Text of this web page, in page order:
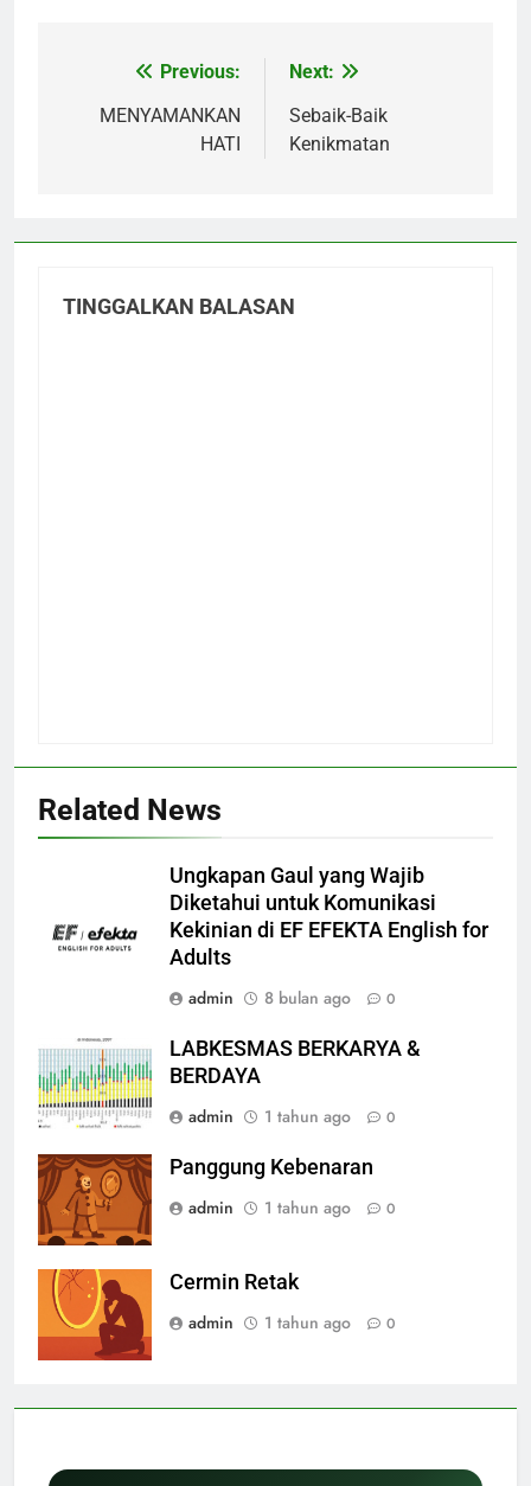
Navigasi
pos
Previous:
MENYAMANKAN
HATI
Next:
Sebaik-Baik
Kenikmatan
TINGGALKAN BALASAN
Related News
Ungkapan Gaul yang Wajib
Diketahui untuk Komunikasi
Kekinian di EF EFEKTA English for
Adults
admin
8 bulan ago 0
LABKESMAS BERKARYA &
BERDAYA
admin
1 tahun ago 0
Panggung Kebenaran
admin
1 tahun ago 0
Cermin Retak
admin
1 tahun ago 0